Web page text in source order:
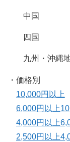
中国
四国
九州・沖縄
・価格別
10,000円以上
6,000円以上
4,000円以上
2,500円以上